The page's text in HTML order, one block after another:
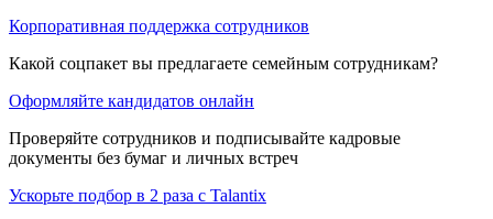
Корпоративная поддержка сотрудников
Какой соцпакет вы предлагаете семейным сотрудникам?
Оформляйте кандидатов онлайн
Проверяйте сотрудников и подписывайте кадровые
документы без бумаг и личных встреч
Ускорьте подбор в 2 раза с Talantix